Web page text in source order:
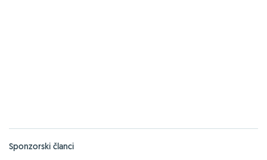
Sponzorski članci